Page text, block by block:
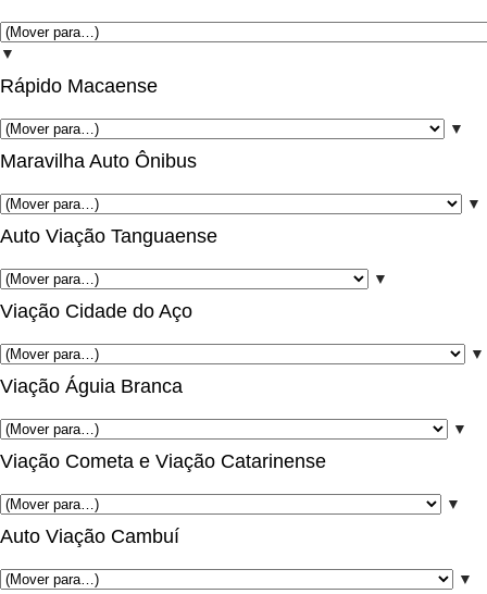
▼
Rápido Macaense
▼
Maravilha Auto Ônibus
▼
Auto Viação Tanguaense
▼
Viação Cidade do Aço
▼
Viação Águia Branca
▼
Viação Cometa e Viação Catarinense
▼
Auto Viação Cambuí
▼